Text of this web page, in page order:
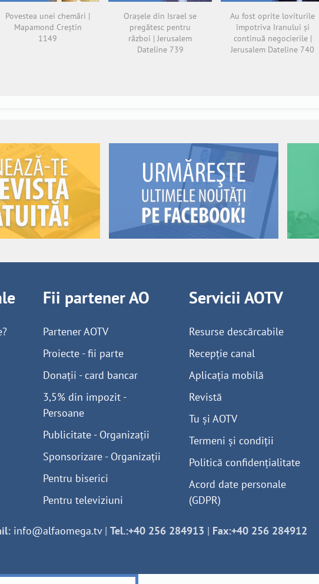
Povestea unei chemări |
Mapamond Creștin
1149
Orașele din Israel se
pregătesc pentru
război | Jerusalem
Dateline 739
Au fost oprite loviturile
împotriva Iranului și
continuă negocierile |
Jerusalem Dateline 740
Fii partener AO
Partener AOTV
Proiecte - fii parte
Donații - card bancar
3,5% din impozit -
Persoane
Publicitate - Organizații
Sponsorizare - Organizații
Pentru biserici
Pentru televiziuni
Servicii AOTV
Resurse descărcabile
Recepție canal
Aplicația mobilă
Revistă
Tu și AOTV
Termeni și condiții
Politică confidențialitate
Acord date personale
(GDPR)
info@alfaomega.tv| Tel.:+40 256 284913 | Fax:+40 256 284912